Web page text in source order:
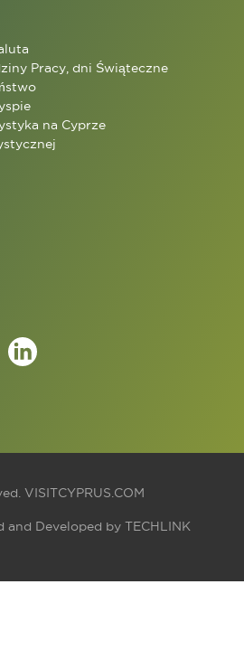
Pracy, dni Świąteczne
na Cyprze
VISITCYPRUS.COM
and Developed by TECHLINK